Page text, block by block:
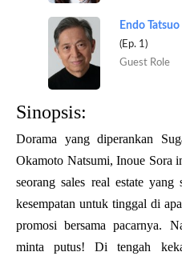
Endo Tatsuo
(Ep. 1)
Guest Role
Sinopsis:
Dorama yang diperankan
Okamoto Natsumi, Inoue Sora
seorang sales real estate yang
kesempatan untuk tinggal di
promosi bersama pacarnya.
minta putus! Di tengah